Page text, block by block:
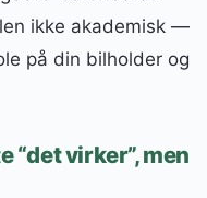
ikke akademisk —
på din bilholder og
virker”, men